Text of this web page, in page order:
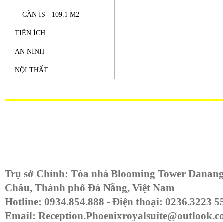
CĂN IS - 109.1 M2
TIỆN ÍCH
AN NINH
NỘI THẤT
Trụ sở Chính: Tòa nhà Blooming Tower
Châu, Thành phố Đà Nẵng, Việt Nam
Hotline: 0934.854.888 - Điện thoại: 0236.3223
Email: